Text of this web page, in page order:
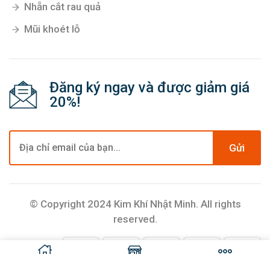
Nhẵn cắt rau quả
Mũi khoét lỗ
Đăng ký ngay và được giảm giá
20%!
Gửi
© Copyright 2024 Kim Khí Nhật Minh. All rights
reserved.